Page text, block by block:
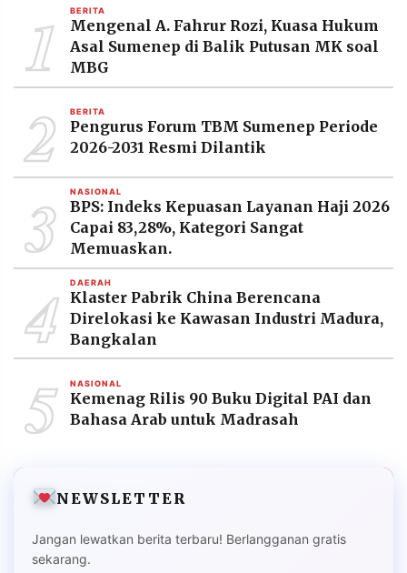
PT.
RESOLUSI
MEDIA
PRAMUDITA
©
Resolusi.co
2026
PT.
RESOLUSI
MEDIA
PRAMUDITA
1 BERITA
Mengenal A. Fahrur Rozi, Kuasa Hukum
Asal Sumenep di Balik Putusan MK soal
MBG
2 BERITA
Pengurus Forum TBM Sumenep Periode
2026-2031 Resmi Dilantik
3 NASIONAL
BPS: Indeks Kepuasan Layanan Haji 2026
Capai 83,28%, Kategori Sangat
Memuaskan.
4 DAERAH
Klaster Pabrik China Berencana
Direlokasi ke Kawasan Industri Madura,
Bangkalan
5 NASIONAL
Kemenag Rilis 90 Buku Digital PAI dan
Bahasa Arab untuk Madrasah
NEWSLETTER
Jangan lewatkan berita terbaru! Berlangganan gratis
sekarang.